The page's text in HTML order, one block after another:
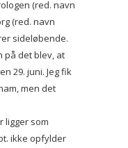
(red. navn
(red. navn
sideløbende.
på det blev, at
29. juni. Jeg fik
men det
ligger som
ikke opfylder